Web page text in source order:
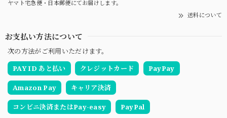
ヤマト宅急便・日本郵便にてお届けします。
送料について
お支払い方法について
次の方法がご利用いただけます。
PAY ID あと払い
クレジットカード PayPay
Amazon Pay キャリア決済
コンビニ決済またはPay-easy PayPal